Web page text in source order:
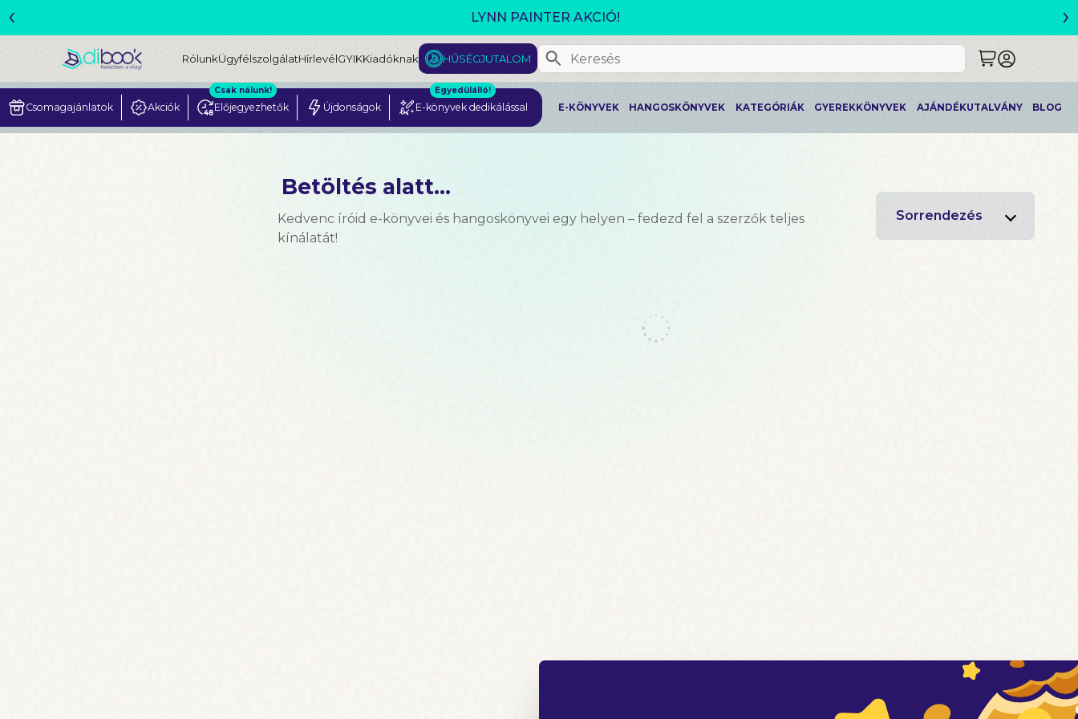
MEGJELENT! L. J. SHEN: LEGVADABB ÁLMAIMBAN SZERETLEK
‹ ›
RólunkÜgyfélszolgálatHírlevélGYIKKiadóknak HŰSÉGJUTALOM
Csomagajánlatok Akciók Előjegyezhetők
Csak nálunk!
Újdonságok E-könyvek dedikálással
Egyedülálló!
E-KÖNYVEK HANGOSKÖNYVEK KATEGÓRIÁK GYEREKKÖNYVEK AJÁNDÉKUTALVÁNY BLOG
Betöltés alatt...
Kedvenc íróid e-könyvei és hangoskönyvei egy helyen – fedezd fel a szerzők teljes
kínálatát!
Sorrendezés